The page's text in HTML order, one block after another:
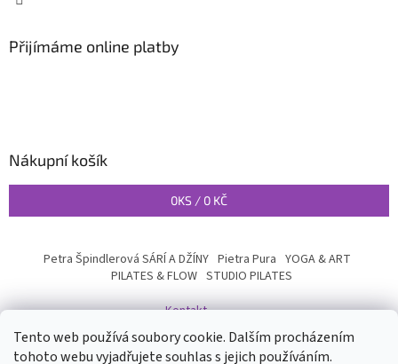
Tento web používá soubory cookie. Dalším procházením
tohoto webu vyjadřujete souhlas s jejich používáním.
Přijímáme online platby
Nákupní košík
0KS / 0 KČ
Petra Špindlerová SÁRÍ A DŽÍNY Pietra Pura YOGA & ART
PILATES & FLOW STUDIO PILATES
Kontakt